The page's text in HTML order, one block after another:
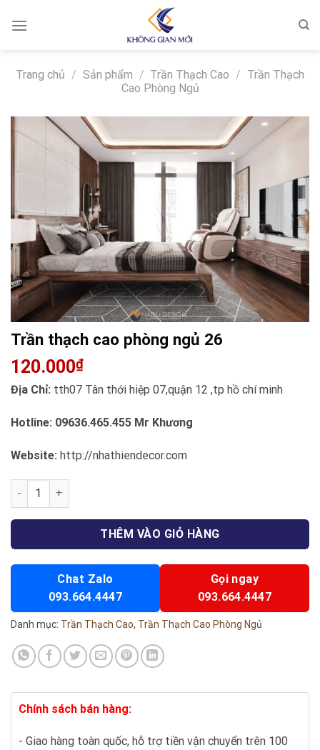
Trang chủ / Sản phẩm / Trần Thạch Cao / Trần Thạch
Cao Phòng Ngủ
Trần thạch cao phòng ngủ 26
120.000₫
Địa Chỉ: tth07 Tân thới hiệp 07,quận 12 ,tp hồ chí minh
Hotline: 09636.465.455 Mr Khương
Website: http://nhathiendecor.com
Trần thạch cao phòng ngủ 26 số lượng
THÊM VÀO GIỎ HÀNG
Chat Zalo
093.664.4447
Gọi ngay
093.664.4447
Danh mục: Trần Thạch Cao, Trần Thạch Cao Phòng Ngủ
Chính sách bán hàng:
- Giao hàng toàn quốc, hỗ trợ tiền vận chuyển trên 100